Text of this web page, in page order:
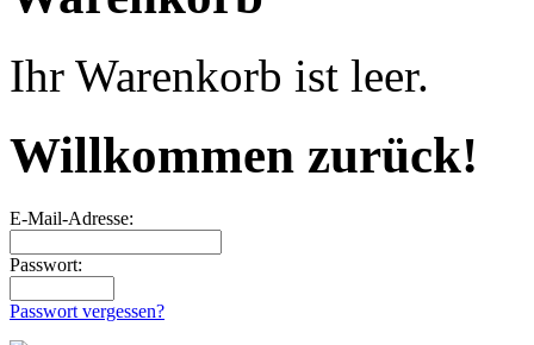
Ihr Warenkorb ist leer.
Willkommen zurück!
E-Mail-Adresse:
Passwort:
Passwort vergessen?